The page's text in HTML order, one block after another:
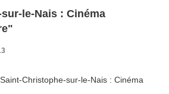
le-Nais : Cinéma